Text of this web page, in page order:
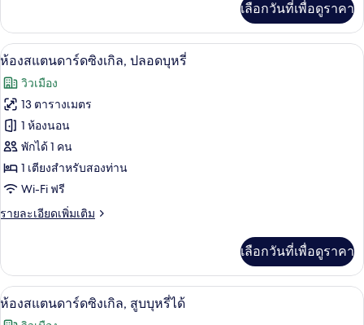
1
Person
Non-
Smoking
เกี่ยว
กับ
Standard
for
Person
Non-
Smoking
เลือกวันที่เพื่อดูราคา
เปิด
ภาพถ่าย
ทั้งหมด
ของ
ห้อง
สแตนดาร์ด
ซิงเกิล,
ปลอด
โต๊ะทำงาน, Wi-Fi ฟรี, ผ้าปูที่นอน
1
ห้องสแตนดาร์ดซิงเกิล, ปลอดบุหรี่
วิวเมือง
13 ตารางเมตร
1 ห้องนอน
พักได้ 1 คน
1 เตียงสำหรับสองท่าน
Wi-Fi ฟรี
รายละเอียดเพิ่มเติม
ราย
เกี่ยว
กับ
ห้อง
เลือกวันที่เพื่อดูราคา
เปิด
ภาพถ่าย
โต๊ะทำงาน, Wi-Fi ฟรี, ผ้าปูที่นอน
1
ห้องสแตนดาร์ดซิงเกิล, สูบบุหรี่ได้